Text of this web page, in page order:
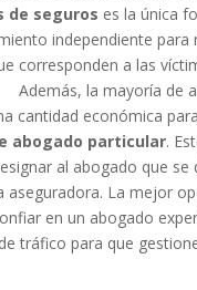
de seguros es la única
independiente para
corresponden a las
Además, la mayoría de
cantidad económica
abogado particular.
al abogado que se
aseguradora. La mejor
en un abogado
tráfico para que